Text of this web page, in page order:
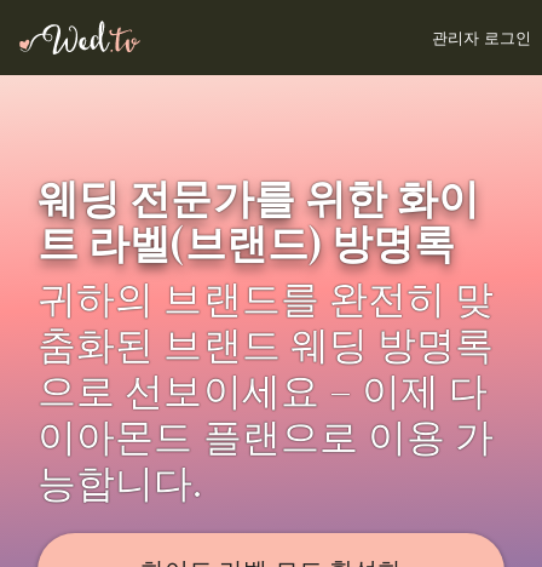
관리자 로그인
웨딩 전문가를 위한 화이
트 라벨(브랜드) 방명록
귀하의 브랜드를 완전히 맞
춤화된 브랜드 웨딩 방명록
으로 선보이세요 – 이제 다
이아몬드 플랜으로 이용 가
능합니다.